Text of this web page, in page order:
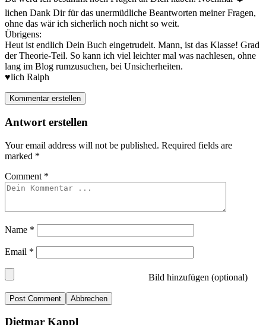
lichen Dank Dir für das unermüdliche Beantworten meiner Fragen,
ohne das wär ich sicherlich noch nicht so weit.
Übrigens:
Heut ist endlich Dein Buch eingetrudelt. Mann, ist das Klasse! Grad
der Theorie-Teil. So kann ich viel leichter mal was nachlesen, ohne
lang im Blog rumzusuchen, bei Unsicherheiten.
♥️lich Ralph
Kommentar erstellen
Antwort erstellen
Your email address will not be published. Required fields are
marked *
Comment *
Name *
Email *
Bild hinzufügen (optional)
Abbrechen
Dietmar Kappl